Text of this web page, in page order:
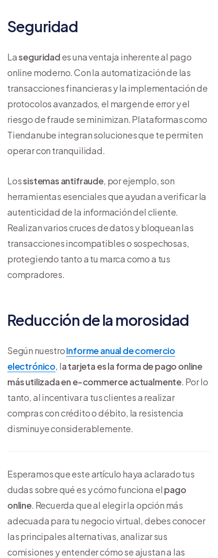
Seguridad
Laseguridad es una ventaja inherente al pago
online moderno. Con la automatización de las
transacciones financieras y la implementación de
protocolos avanzados, el margen de error y el
riesgo de fraude se minimizan. Plataformas como
Tiendanube integran soluciones que te permiten
operar con tranquilidad.
Lossistemas antifraude, por ejemplo, son
herramientas esenciales que ayudan a verificar la
autenticidad de la información del cliente.
Realizan varios cruces de datos y bloquean las
transacciones incompatibles o sospechosas,
protegiendo tanto a tu marca como a tus
compradores.
Reducción de la morosidad
Según nuestroInforme anual de comercio
electrónico, la tarjeta es la forma de pago online
más utilizada en e-commerce actualmente. Por lo
tanto, al incentivar a tus clientes a realizar
compras con crédito o débito, la resistencia
disminuye considerablemente.
Esperamos que este artículo haya aclarado tus
dudas sobre qué es y cómo funciona el pago
online. Recuerda que al elegir la opción más
adecuada para tu negocio virtual, debes conocer
las principales alternativas, analizar sus
comisiones y entender cómo se ajustan a las